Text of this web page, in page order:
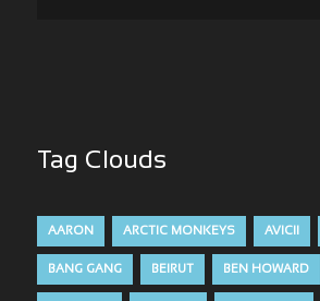
Tag Clouds
AARON ARCTIC MONKEYS AVICII
BANG GANG BEIRUT BEN HOWARD